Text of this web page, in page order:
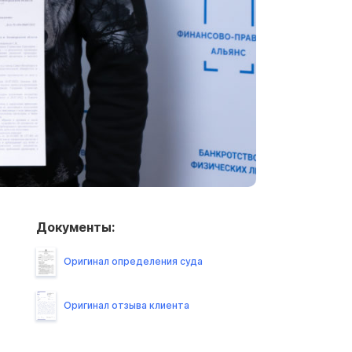
Документы:
Оригинал определения суда
Оригинал отзыва клиента